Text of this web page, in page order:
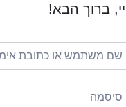
ברוך הבא!